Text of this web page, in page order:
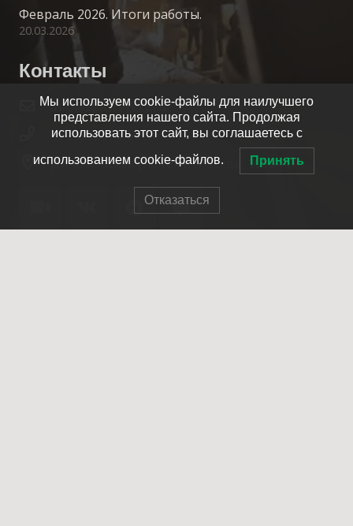
Февраль 2026. Итоги работы.
20.03.2026
Контакты
info@spasrezerv.ru
+7 (495) 676-02-06
Динамовская ул., 10к1, Москва, 109044
Мы используем cookie-файлы для наилучшего
представления нашего сайта. Продолжая
использовать этот сайт, вы соглашаетесь с
использованием cookie-файлов. Принять
Отказаться